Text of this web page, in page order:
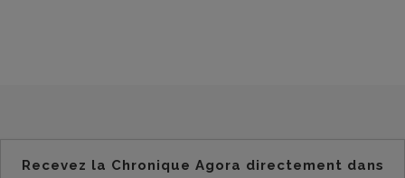
Recevez la Chronique Agora directement dans